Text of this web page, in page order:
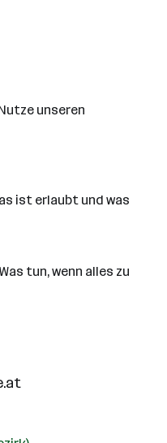
unseren
ist erlaubt und was
tun, wenn alles zu